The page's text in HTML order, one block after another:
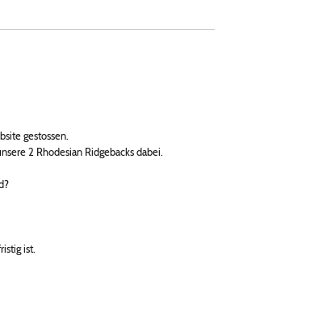
gestossen.
2 Rhodesian Ridgebacks dabei.
ist.